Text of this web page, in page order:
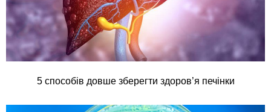
5 способів довше зберегти здоров’я печінки